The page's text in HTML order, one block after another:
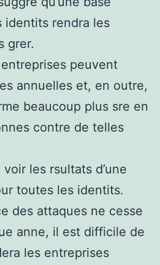
identits rendra les
grer.
peuvent
annuelles et, en outre,
beaucoup plus sre en
contre de telles
les rsultats d’une
toutes les identits.
des attaques ne cesse
anne, il est difficile de
les entreprises